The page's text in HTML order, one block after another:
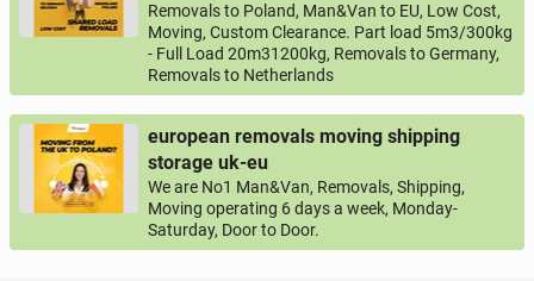
Removals to Poland, Man&Van to EU, Low Cost,
Moving, Custom Clearance. Part load 5m3/300kg
- Full Load 20m31200kg, Removals to Germany,
Removals to Netherlands
european removals moving shipping
storage uk-eu
We are No1 Man&Van, Removals, Shipping,
Moving operating 6 days a week, Monday-
Saturday, Door to Door.